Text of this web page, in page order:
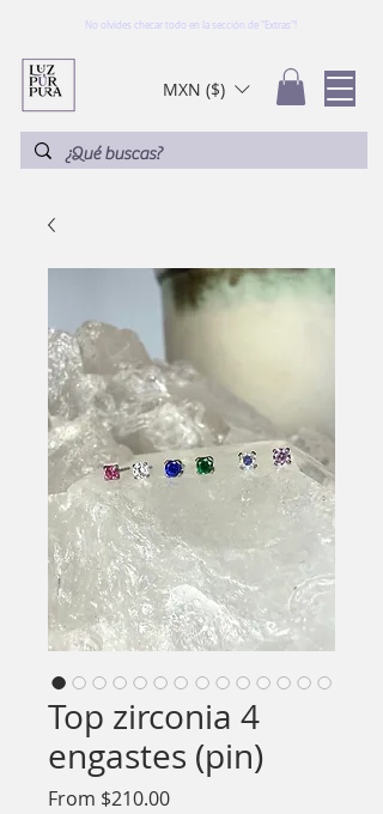
No olvides checar todo en la sección de "Extras"!
MXN ($)
Top zirconia 4
engastes (pin)
From $210.00Sale